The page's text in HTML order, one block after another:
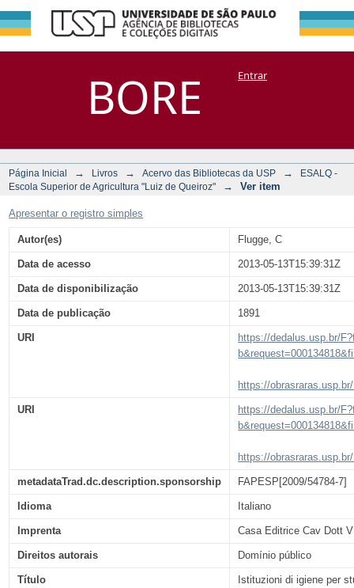
BORE
Istituzioni di igiene
per studenti,
medici pratici,
ecc
DSpace/Manakin + CoriscoEntrar
Página Inicial → Livros → Acervo das Bibliotecas da USP →
ESALQ -
Escola Superior de Agricultura "Luiz de Queiroz"
→ Ver item
Apresentar o registro simples
Autor(es) Flugge, C
Data de acesso 2013-05-13T15:39:31Z
Data de disponibilização 2013-05-13T15:39:31Z
Data de publicação 1891
URI
https://dedalus.usp.br/
https://
URI
https://dedalus.usp.br/
https://
metadataTrad.dc.description.sponsorship FAPESP[2009/54784-7]
Idioma Italiano
Imprenta Casa Editrice Cav Dott
Direitos autorais Domínio público
Título
Istituzioni di igiene per